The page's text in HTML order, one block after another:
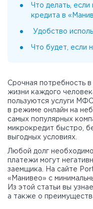
Что делать, если
кредита в
Удобство
Что будет, если
Срочная потребность
жизни каждого
пользуются услуги
в режиме онлайн на
самых популярных
микрокредит быстро,
выгодных условиях.
Любой долг
платежи могут
заемщика. На сайте
«Манивео» с
Из этой статьи вы
а также о